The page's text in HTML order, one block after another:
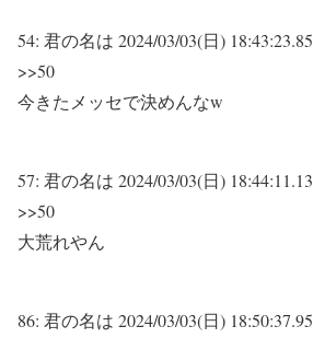
54: 君の名は 2024/03/03(日) 18:43:23.85
>>50
今きたメッセで決めんなw
57: 君の名は 2024/03/03(日) 18:44:11.13
>>50
大荒れやん
86: 君の名は 2024/03/03(日) 18:50:37.95